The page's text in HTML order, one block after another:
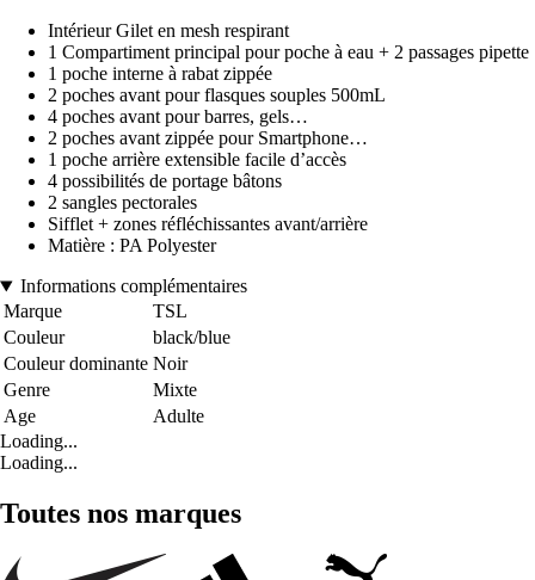
Intérieur Gilet en mesh respirant
1 Compartiment principal pour poche à eau + 2 passages pipette
1 poche interne à rabat zippée
2 poches avant pour flasques souples 500mL
4 poches avant pour barres, gels…
2 poches avant zippée pour Smartphone…
1 poche arrière extensible facile d’accès
4 possibilités de portage bâtons
2 sangles pectorales
Sifflet + zones réfléchissantes avant/arrière
Matière : PA Polyester
Informations complémentaires
Marque
TSL
Couleur
black/blue
Couleur dominante Noir
Genre
Mixte
Age
Adulte
Loading...
Loading...
Toutes nos marques